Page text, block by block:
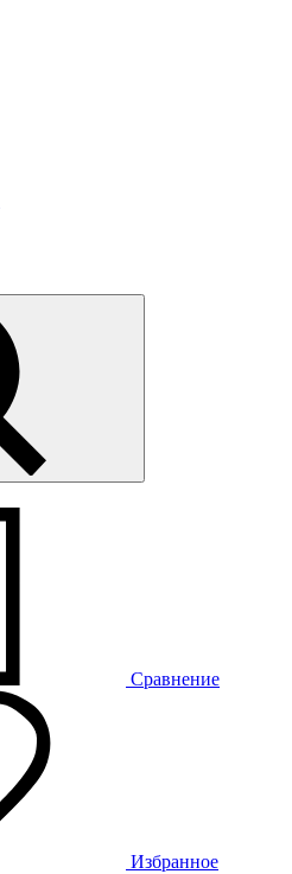
Сравнение
Избранное